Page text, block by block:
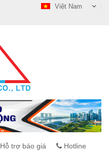
Việt Nam
Hỗ trợ báo giá Hotline